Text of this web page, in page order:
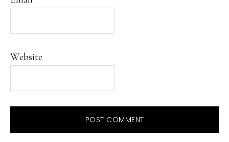
Website